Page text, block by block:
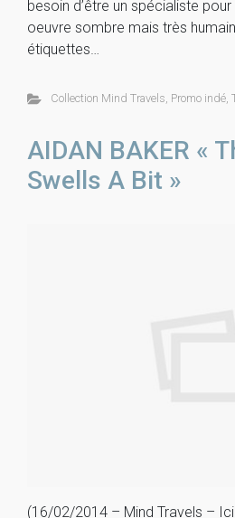
besoin d’être un spécialiste
oeuvre sombre mais très
étiquettes…
Collection Mind Travels, Promo indé,
AIDAN BAKER «
Swells A Bit »
(16/02/2014 – Mind Travels – Ici